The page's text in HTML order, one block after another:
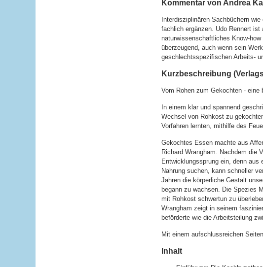
Kommentar von Andrea
Interdisziplinären Sachbüchern
fachlich ergänzen. Udo Rennert
naturwissenschaftliches Know-
überzeugend, auch wenn sein
geschlechtsspezifischen Arbeits-
Kurzbeschreibung
Vom Rohen zum Gekochten - eine
In einem klar und spannend
Wechsel von Rohkost zu
Vorfahren lernten, mithilfe des
Gekochtes Essen machte aus
Richard Wrangham. Nachdem die
Entwicklungssprung ein, denn
Nahrung suchen, kann schneller
Jahren die körperliche Gestalt
begann zu wachsen. Die Spezies
mit Rohkost schwertun zu
Wrangham zeigt in seinem
beförderte wie die Arbeitsteilung
Mit einem aufschlussreichen
Inhalt